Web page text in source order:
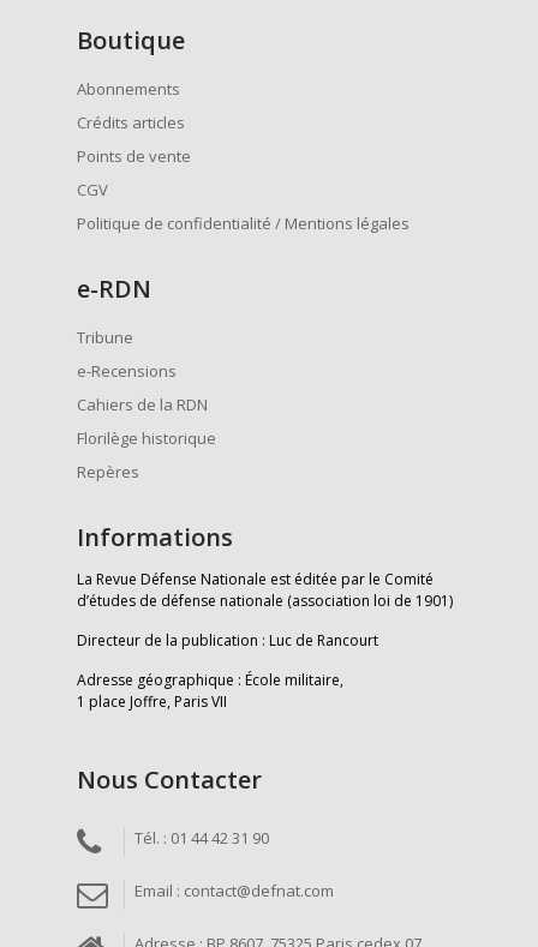
Boutique
Abonnements
Crédits articles
Points de vente
CGV
Politique de confidentialité / Mentions légales
e-RDN
Tribune
e-Recensions
Cahiers de la RDN
Florilège historique
Repères
Informations
La Revue Défense Nationale est éditée par le Comité
d’études de défense nationale (association loi de 1901)
Directeur de la publication : Luc de Rancourt
Adresse géographique : École militaire,
1 place Joffre, Paris VII
Nous Contacter
Tél. : 01 44 42 31 90
Email : contact@defnat.com